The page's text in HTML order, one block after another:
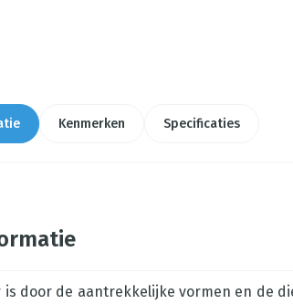
Kenmerken Specificaties
is door de aantrekkelijke vormen en de